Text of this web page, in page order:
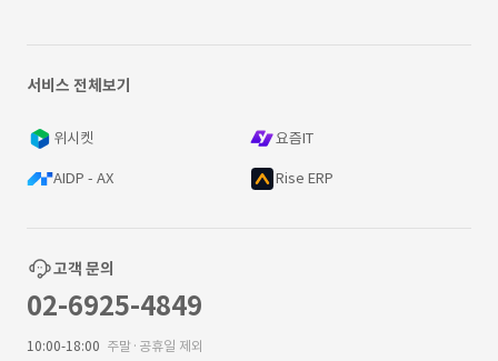
서비스 전체보기
위시켓 요즘IT
AIDP - AX Rise ERP
고객 문의
02-6925-4849
10:00-18:00 주말·공휴일 제외